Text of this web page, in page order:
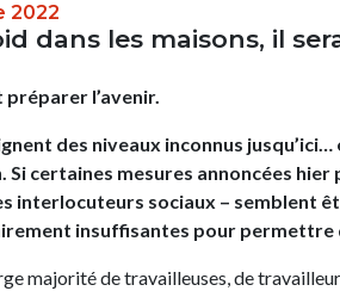
2022
dans les maisons, il
préparer l’avenir.
des niveaux inconnus
certaines mesures annoncées
interlocuteurs sociaux – semblent
insuffisantes pour permettre
majorité de travailleuses, de